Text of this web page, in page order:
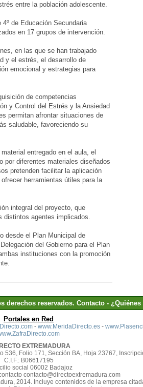
entre la población adolescente.
de Educación Secundaria
en 17 grupos de intervención.
en las que se han trabajado
y el estrés, el desarrollo de
emocional y estrategias para
de competencias
y Control del Estrés y la Ansiedad
permitan afrontar situaciones de
saludable, favoreciendo su
entregado en el aula, el
por diferentes materiales diseñados
pretenden facilitar la aplicación
herramientas útiles para la
integral del proyecto, que
distintos agentes implicados.
desde el Plan Municipal de
del Gobierno para el Plan
instituciones con la promoción
derechos reservados. Contacto -
Portales en Red
- www.MeridaDirecto.es-
EXTREMADURA
536, Folio 171, Sección BA, Hoja 23767,
C.I.F.: B06617195
social 06002 Badajoz
contacto@directoextremadura.com
2014. Incluye contenidos de la empresa